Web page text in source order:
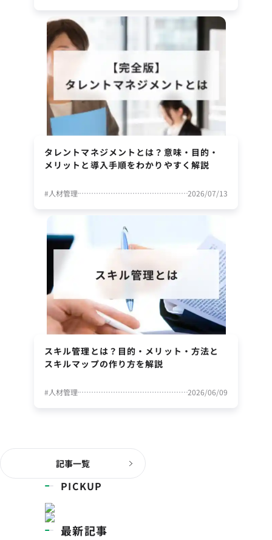
タレントマネジメントとは？意味・目的・
メリットと導入手順をわかりやすく解説
#人材管理 2026/07/13
スキル管理とは？目的・メリット・方法と
スキルマップの作り方を解説
#人材管理 2026/06/09
記事一覧
PICKUP
最新記事